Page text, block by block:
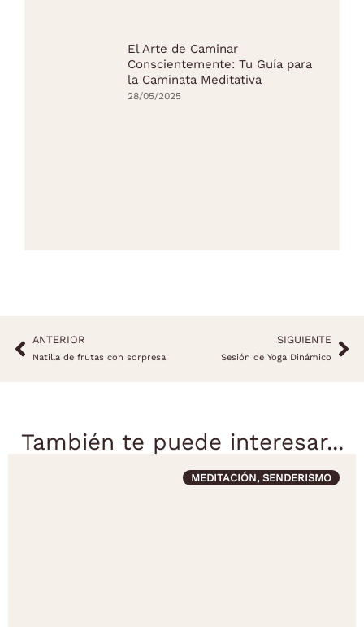
El Arte de Caminar
Conscientemente: Tu Guía para
la Caminata Meditativa
28/05/2025
ANTERIOR
Natilla de frutas con sorpresa
SIGUIENTE
Sesión de Yoga Dinámico
También te puede interesar...
MEDITACIÓN, SENDERISMO